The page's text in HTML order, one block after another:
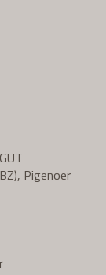
Pigenoer